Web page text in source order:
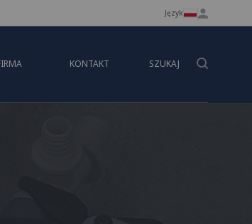
Język
KONTAKT SZUKAJ